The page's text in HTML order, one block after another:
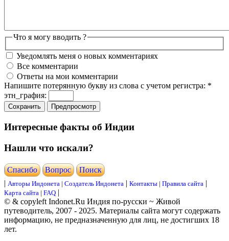
Что я могу вводить ?
Уведомлять меня о новых комментариях
Все комментарии
Ответы на мои комментарии
Напишите потерянную букву из слова с учетом регистра: *
этн_графия:
Интересные факты об Индии
Нашли что искали?
Cпасибо Вопрос
Поиск
| Авторы Индонета | Создатель Индонета | Контакты | Правила сайта |
Карта сайта | FAQ |
© & copyleft Indonet.Ru Индия по-русски ~ Живой
путеводитель, 2007 - 2025. Материалы сайта могут содержать
информацию, не предназначенную для лиц, не достигших 18
лет.